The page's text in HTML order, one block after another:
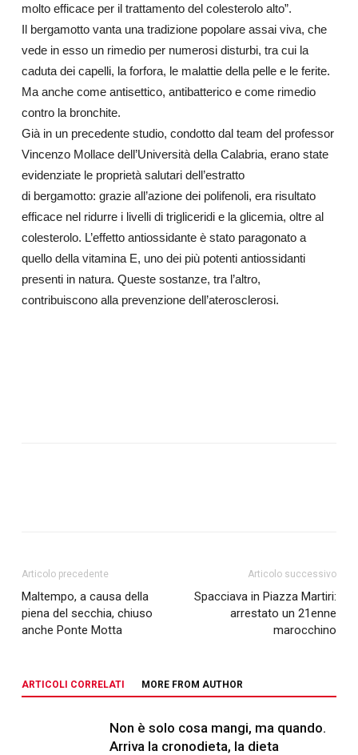
molto efficace per il trattamento del colesterolo alto”.
Il bergamotto vanta una tradizione popolare assai viva, che
vede in esso un rimedio per numerosi disturbi, tra cui la
caduta dei capelli, la forfora, le malattie della pelle e le ferite.
Ma anche come antisettico, antibatterico e come rimedio
contro la bronchite.
Già in un precedente studio, condotto dal team del professor
Vincenzo Mollace dell’Università della Calabria, erano state
evidenziate le proprietà salutari dell’estratto
di bergamotto: grazie all’azione dei polifenoli, era risultato
efficace nel ridurre i livelli di trigliceridi e la glicemia, oltre al
colesterolo. L’effetto antiossidante è stato paragonato a
quello della vitamina E, uno dei più potenti antiossidanti
presenti in natura. Queste sostanze, tra l’altro,
contribuiscono alla prevenzione dell’aterosclerosi.
Articolo precedente
Maltempo, a causa della
piena del secchia, chiuso
anche Ponte Motta
Articolo successivo
Spacciava in Piazza Martiri:
arrestato un 21enne
marocchino
ARTICOLI CORRELATI MORE FROM AUTHOR
Non è solo cosa mangi, ma quando.
Arriva la cronodieta, la dieta